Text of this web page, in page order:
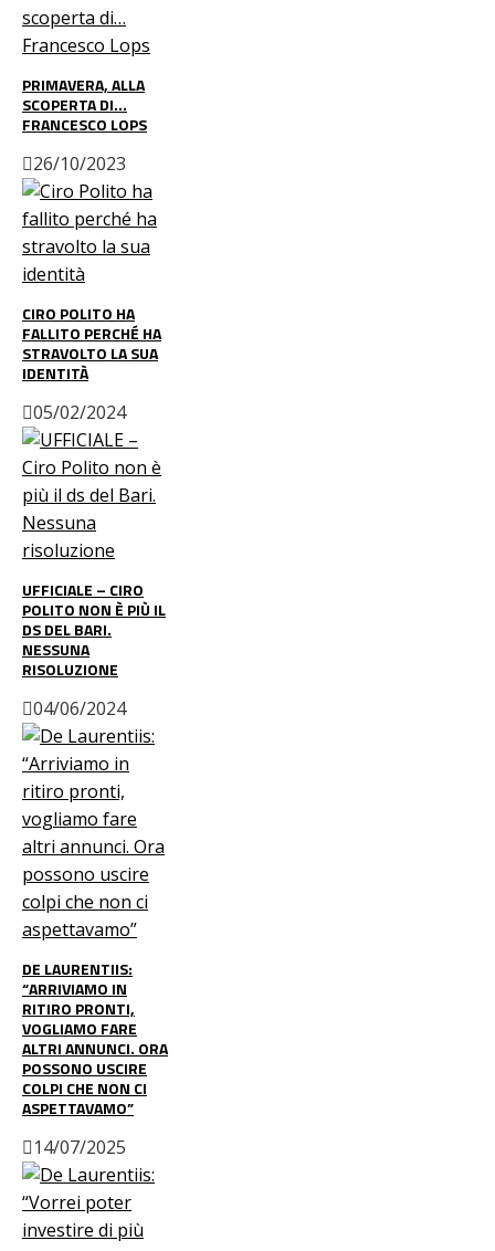
PRIMAVERA, ALLA
SCOPERTA DI…
FRANCESCO LOPS
26/10/2023
CIRO POLITO HA
FALLITO PERCHÉ HA
STRAVOLTO LA SUA
IDENTITÀ
05/02/2024
UFFICIALE – CIRO
POLITO NON È PIÙ IL
DS DEL BARI.
NESSUNA
RISOLUZIONE
04/06/2024
DE LAURENTIIS:
“ARRIVIAMO IN
RITIRO PRONTI,
VOGLIAMO FARE
ALTRI ANNUNCI. ORA
POSSONO USCIRE
COLPI CHE NON CI
ASPETTAVAMO”
14/07/2025